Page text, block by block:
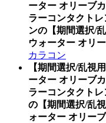
ーター オリーブ
ラーコンタクト
ンの【期間選択/
ウォーター オリ
カラコン
【期間選択/乱視
ーター オリーブ
ラーコンタクト
の【期間選択/乱
ォーター オリー